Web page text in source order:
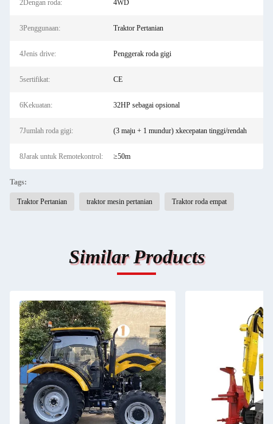
2Dengan roda: 4WD
3Penggunaan: Traktor Pertanian
4Jenis drive: Penggerak roda gigi
5sertifikat: CE
6Kekuatan: 32HP sebagai opsional
7Jumlah roda gigi: (3 maju + 1 mundur) xkecepatan tinggi/rendah
8Jarak untuk Remotekontrol: ≥50m
Tags:
Traktor Pertanian traktor mesin pertanian Traktor roda empat
Similar Products